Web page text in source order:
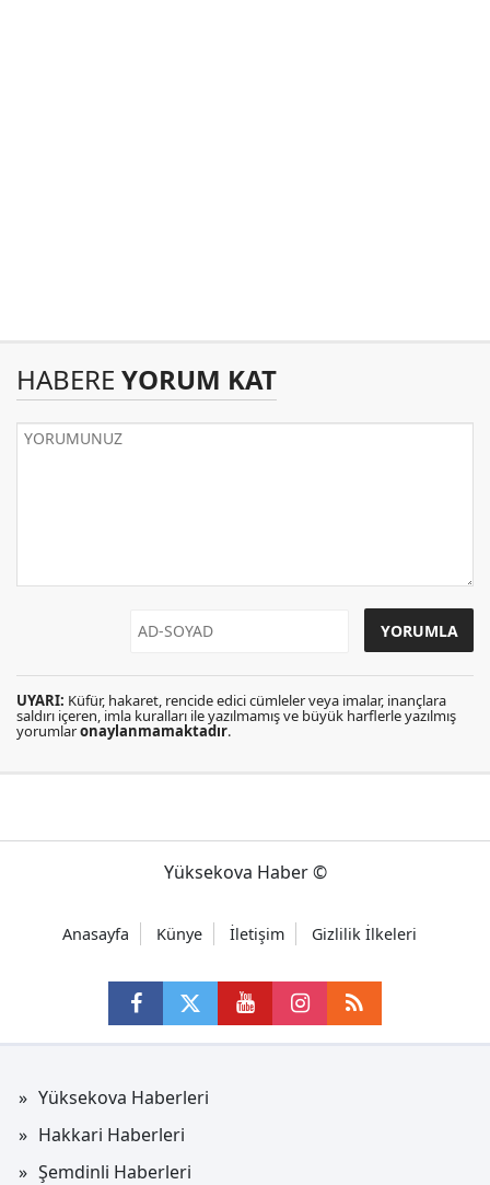
HABERE YORUM KAT
UYARI: Küfür, hakaret, rencide edici cümleler veya imalar, inançlara
saldırı içeren, imla kuralları ile yazılmamış ve büyük harflerle yazılmış
yorumlaronaylanmamaktadır.
Yüksekova Haber ©
Anasayfa Künye İletişim Gizlilik İlkeleri
Yüksekova Haberleri
Hakkari Haberleri
Şemdinli Haberleri